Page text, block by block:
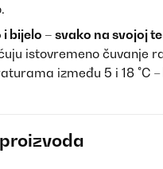
i bijelo – svako na svojoj
istovremeno čuvanje
između 5 i 18 °C